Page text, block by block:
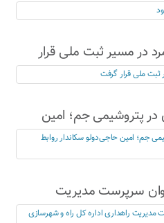
در لامرد در مسیر ثبت ملی قرار
در پتروشیمی جم؛ امین
و امور بین‌الملل شد
سرپرست مدیریت
لارستان معرفی شد